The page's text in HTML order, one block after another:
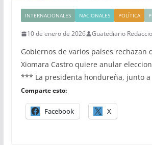
INTERNACIONALES NACIONALES POLÍTICA
10 de enero de 2026 Guatediario
Gobiernos de varios países rechazan
Xiomara Castro quiere anular
*** La presidenta hondureña, junto a
Comparte esto:
Facebook X